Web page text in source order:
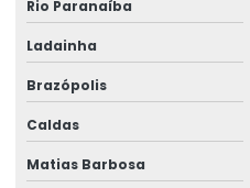
Rio Paranaíba
Ladainha
Brazópolis
Caldas
Matias Barbosa